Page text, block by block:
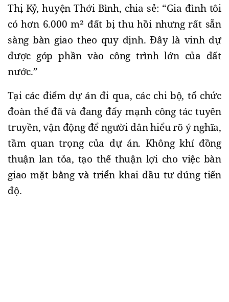
Thị Kỷ, huyện Thới Bình, chia sẻ: “Gia đình tôi
có hơn 6.000 m² đất bị thu hồi nhưng rất sẵn
sàng bàn giao theo quy định. Đây là vinh dự
được góp phần vào công trình lớn của đất
nước.”
Tại các điểm dự án đi qua, các chi bộ, tổ chức
đoàn thể đã và đang đẩy mạnh công tác tuyên
truyền, vận động để người dân hiểu rõ ý nghĩa,
tầm quan trọng của dự án. Không khí đồng
thuận lan tỏa, tạo thế thuận lợi cho việc bàn
giao mặt bằng và triển khai đầu tư đúng tiến
độ.